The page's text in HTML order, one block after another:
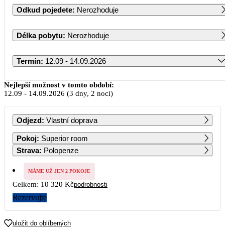
Odkud pojedete: Nerozhoduje
Délka pobytu: Nerozhoduje
Termín: 12.09 - 14.09.2026
Září 2026
PO ÚT ST ČT PÁ SO NE
1
6 080
2 3 4 5 6
7
6 080
8 9 10 11 12 13
14
5 160
15 16
21
5 160
22
5 160
23 24 25 26 27
Nejlepší možnost v tomto období:
12.09 - 14.09.2026 (3 dny, 2 noci)
Odjezd: Vlastní doprava
Pokoj: Superior room
Strava: Polopenze
MÁME UŽ JEN 2 POKOJE
Celkem: 10 320 Kčpodrobnosti
Rezervujte
uložit do oblíbených